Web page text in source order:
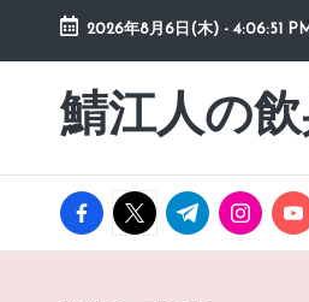
Skip
content
2026年8月6日(木) - 4:06:52 PM
鯖江人の
日々
の
然
草
facebook.com
twitter.com
t.me